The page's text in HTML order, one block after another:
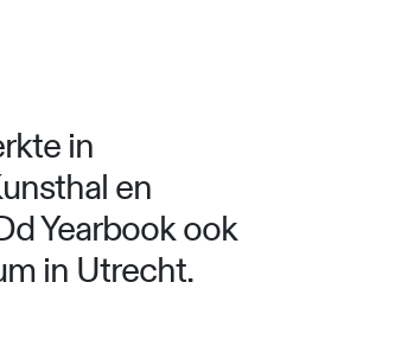
in
en
Yearbook ook
in Utrecht.